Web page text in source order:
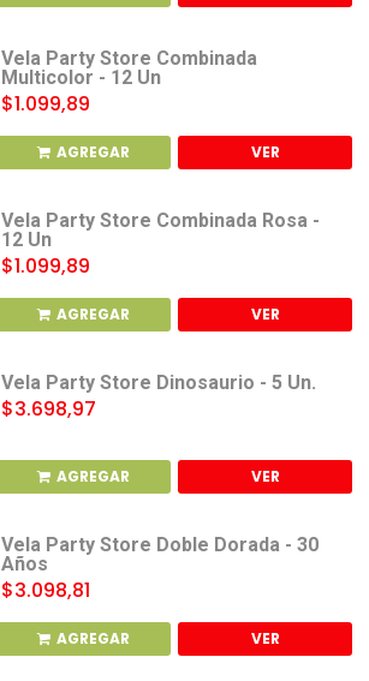
Vela Party Store Combinada
Multicolor - 12 Un
$1.099,89
AGREGAR VER
Vela Party Store Combinada Rosa -
12 Un
$1.099,89
AGREGAR VER
Vela Party Store Dinosaurio - 5 Un.
$3.698,97
AGREGAR VER
Vela Party Store Doble Dorada - 30
Años
$3.098,81
AGREGAR VER